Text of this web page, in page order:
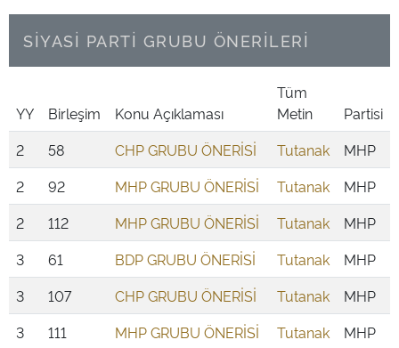
SİYASİ PARTİ GRUBU ÖNERİLERİ
YY Birleşim Konu Açıklaması
Tüm
Metin
Partisi
2
58 CHP GRUBU ÖNERİSİ Tutanak
MHP
2
92 MHP GRUBU ÖNERİSİ Tutanak
MHP
2
112 MHP GRUBU ÖNERİSİ Tutanak
MHP
3
61 BDP GRUBU ÖNERİSİ Tutanak
MHP
3
107 CHP GRUBU ÖNERİSİ Tutanak
MHP
3
111 MHP GRUBU ÖNERİSİ Tutanak
MHP